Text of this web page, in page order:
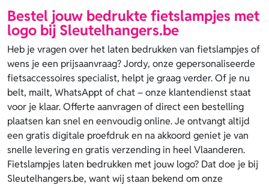
Bestel jouw bedrukte fietslampjes met
logo bij Sleutelhangers.be
Heb je vragen over het laten bedrukken van fietslampjes of
wens je een prijsaanvraag? Jordy, onze gepersonaliseerde
fietsaccessoires specialist, helpt je graag verder. Of je nu
belt, mailt, WhatsAppt of chat – onze klantendienst staat
voor je klaar. Offerte aanvragen of direct een bestelling
plaatsen kan snel en eenvoudig online. Je ontvangt altijd
een gratis digitale proefdruk en na akkoord geniet je van
snelle levering en gratis verzending in heel Vlaanderen.
Fietslampjes laten bedrukken met jouw logo? Dat doe je bij
Sleutelhangers.be, want wij staan bekend om onze